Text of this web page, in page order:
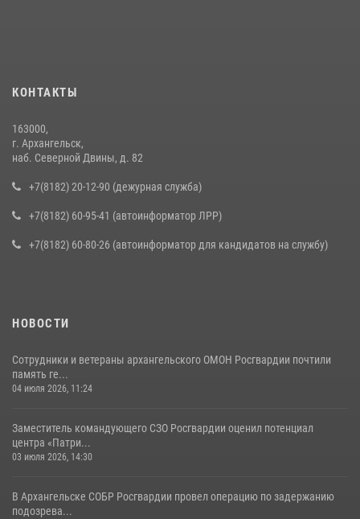
КОНТАКТЫ
163000,
г. Архангельск,
наб. Северной Двины, д. 82
+7(8182) 20-12-90 (дежурная служба)
+7(8182) 60-95-41 (автоинформатор ЛРР)
+7(8182) 60-80-26 (автоинформатор для кандидатов на службу)
НОВОСТИ
Сотрудники и ветераны архангельского ОМОН Росгвардии почтили
память ге...
04 июля 2026, 11:24
Заместитель командующего СЗО Росгвардии оценил потенциал
центра «Патри...
03 июля 2026, 14:30
В Архангельске СОБР Росгвардии провел операцию по задержанию
подозрева...